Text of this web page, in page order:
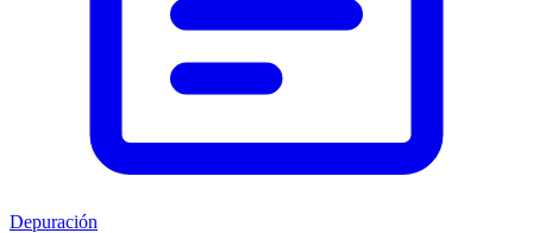
Depuración